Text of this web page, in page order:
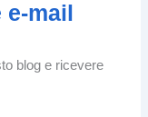
mail
blog e ricevere